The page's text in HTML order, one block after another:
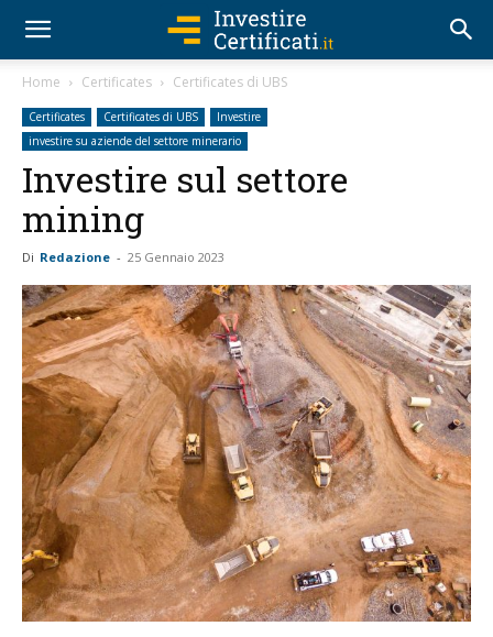
Home Certificates Certificates di UBS
Certificates Certificates di UBS
Investire
investire su aziende del settore minerario
Investire sul settore
mining
Di Redazione - 25 Gennaio 2023